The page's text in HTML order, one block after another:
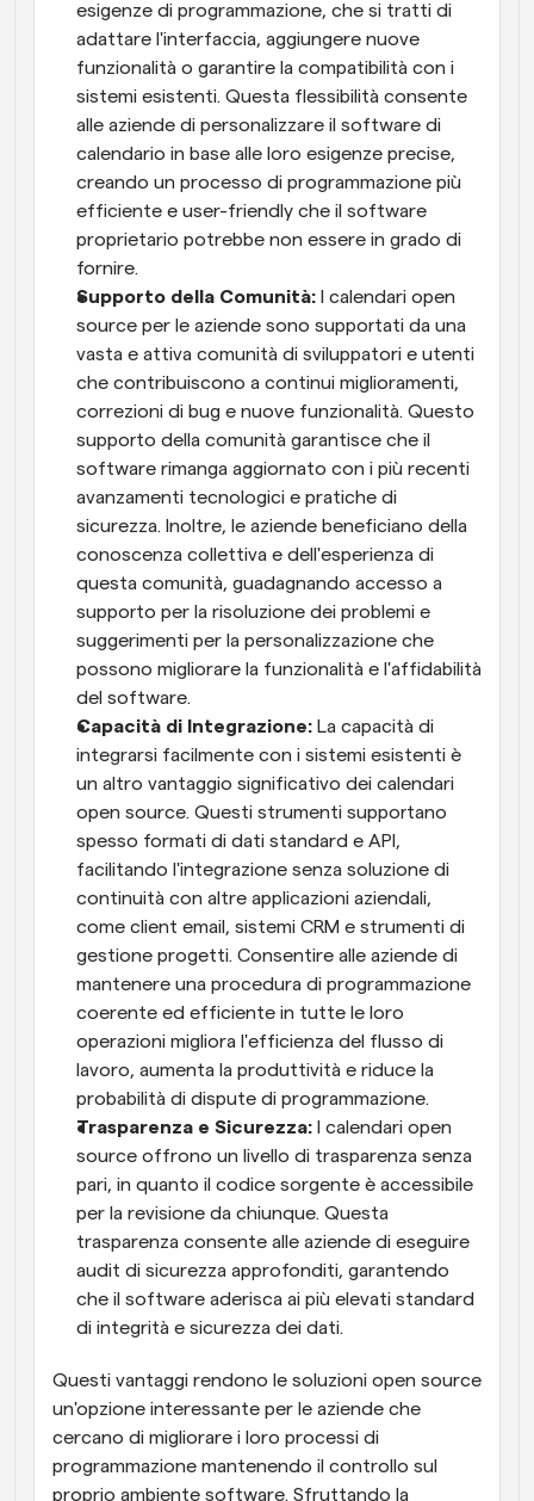
esigenze di programmazione, che si tratti di
adattare l'interfaccia, aggiungere nuove
funzionalità o garantire la compatibilità con i
sistemi esistenti. Questa flessibilità consente
alle aziende di personalizzare il software di
calendario in base alle loro esigenze precise,
creando un processo di programmazione più
efficiente e user-friendly che il software
proprietario potrebbe non essere in grado di
fornire.
Supporto della Comunità: I calendari open
source per le aziende sono supportati da una
vasta e attiva comunità di sviluppatori e utenti
che contribuiscono a continui miglioramenti,
correzioni di bug e nuove funzionalità. Questo
supporto della comunità garantisce che il
software rimanga aggiornato con i più recenti
avanzamenti tecnologici e pratiche di
sicurezza. Inoltre, le aziende beneficiano della
conoscenza collettiva e dell'esperienza di
questa comunità, guadagnando accesso a
supporto per la risoluzione dei problemi e
suggerimenti per la personalizzazione che
possono migliorare la funzionalità e l'affidabilità
del software.
Capacità di Integrazione: La capacità di
integrarsi facilmente con i sistemi esistenti è
un altro vantaggio significativo dei calendari
open source. Questi strumenti supportano
spesso formati di dati standard e API,
facilitando l'integrazione senza soluzione di
continuità con altre applicazioni aziendali,
come client email, sistemi CRM e strumenti di
gestione progetti. Consentire alle aziende di
mantenere una procedura di programmazione
coerente ed efficiente in tutte le loro
operazioni migliora l'efficienza del flusso di
lavoro, aumenta la produttività e riduce la
probabilità di dispute di programmazione.
Trasparenza e Sicurezza: I calendari open
source offrono un livello di trasparenza senza
pari, in quanto il codice sorgente è accessibile
per la revisione da chiunque. Questa
trasparenza consente alle aziende di eseguire
audit di sicurezza approfonditi, garantendo
che il software aderisca ai più elevati standard
di integrità e sicurezza dei dati.
Questi vantaggi rendono le soluzioni open source
un'opzione interessante per le aziende che
cercano di migliorare i loro processi di
programmazione mantenendo il controllo sul
proprio ambiente software. Sfruttando la